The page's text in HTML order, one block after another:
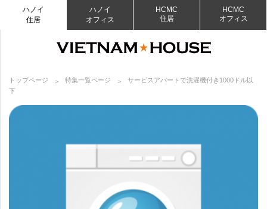
ハノイ
住居
ハノイ
オフィス
HCMC
住居
HCMC
オフィス
トップページ 特集一覧ページ
サービスアパートで洗濯機付き1000ドル以
下